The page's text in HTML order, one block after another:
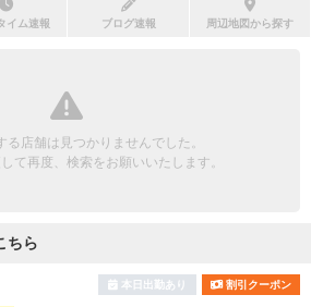
リピーター割引あり
団体様歓迎
岩盤浴あり
イム速報 ブログ速報 周辺地図から探す
る店舗は見つかりませんでした。
て再度、検索をお願いいたします。
ちら
本日出勤あり 割引クーポン